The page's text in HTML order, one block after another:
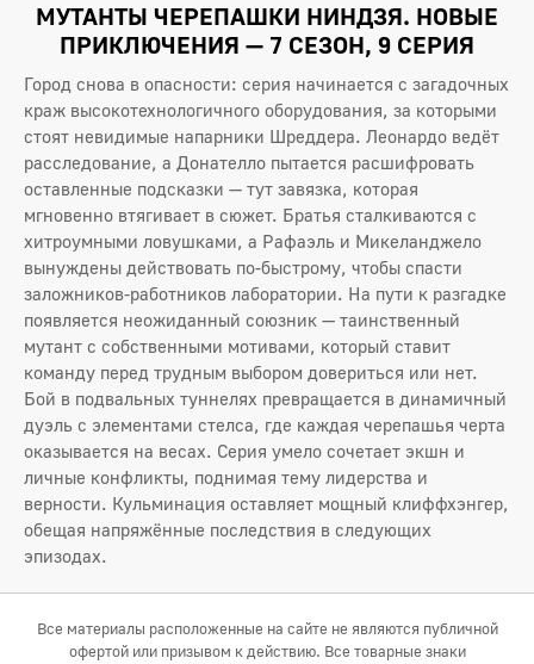
МУТАНТЫ ЧЕРЕПАШКИ НИНДЗЯ. НОВЫЕ
ПРИКЛЮЧЕНИЯ — 7 СЕЗОН, 9 СЕРИЯ
Город снова в опасности: серия начинается с загадочных
краж высокотехнологичного оборудования, за которыми
стоят невидимые напарники Шреддера. Леонардо ведёт
расследование, а Донателло пытается расшифровать
оставленные подсказки — тут завязка, которая
мгновенно втягивает в сюжет. Братья сталкиваются с
хитроумными ловушками, а Рафаэль и Микеланджело
вынуждены действовать по-быстрому, чтобы спасти
заложников-работников лаборатории. На пути к разгадке
появляется неожиданный союзник — таинственный
мутант с собственными мотивами, который ставит
команду перед трудным выбором довериться или нет.
Бой в подвальных туннелях превращается в динамичный
дуэль с элементами стелса, где каждая черепашья черта
оказывается на весах. Серия умело сочетает экшн и
личные конфликты, поднимая тему лидерства и
верности. Кульминация оставляет мощный клиффхэнгер,
обещая напряжённые последствия в следующих
эпизодах.
Все материалы расположенные на сайте не являются публичной
офертой или призывом к действию. Все товарные знаки